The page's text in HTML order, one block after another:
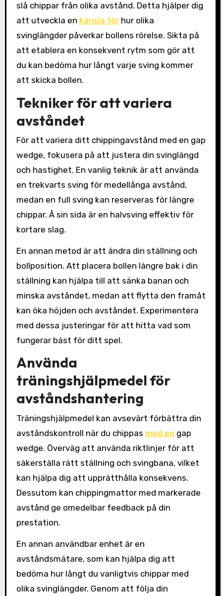
slå chippar från olika avstånd. Detta hjälper dig
att utveckla en känsla förhur olika
svinglängder påverkar bollens rörelse. Sikta på
att etablera en konsekvent rytm som gör att
du kan bedöma hur långt varje sving kommer
att skicka bollen.
Tekniker för att variera
avståndet
För att variera ditt chippingavstånd med en gap
wedge, fokusera på att justera din svinglängd
och hastighet. En vanlig teknik är att använda
en trekvarts sving för medellånga avstånd,
medan en full sving kan reserveras för längre
chippar. Å sin sida är en halvsving effektiv för
kortare slag.
En annan metod är att ändra din ställning och
bollposition. Att placera bollen längre bak i din
ställning kan hjälpa till att sänka banan och
minska avståndet, medan att flytta den framåt
kan öka höjden och avståndet. Experimentera
med dessa justeringar för att hitta vad som
fungerar bäst för ditt spel.
Använda
träningshjälpmedel för
avståndshantering
Träningshjälpmedel kan avsevärt förbättra din
avståndskontroll när du chippas med en gap
wedge. Överväg att använda riktlinjer för att
säkerställa rätt ställning och svingbana, vilket
kan hjälpa dig att upprätthålla konsekvens.
Dessutom kan chippingmattor med markerade
avstånd ge omedelbar feedback på din
prestation.
En annan användbar enhet är en
avståndsmätare, som kan hjälpa dig att
bedöma hur långt du vanligtvis chippar med
olika svinglängder. Genom att följa din